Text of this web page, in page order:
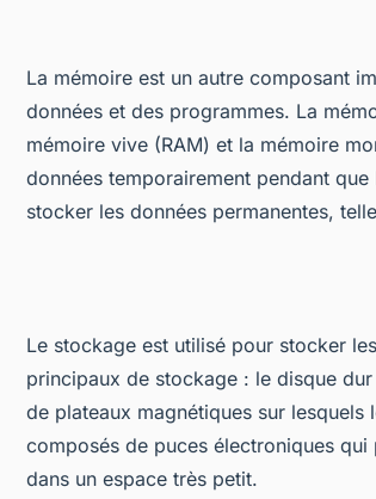
La mémoire est un autre composant
données et des programmes. La
mémoire vive (RAM) et la mémoire
données temporairement pendant
stocker les données permanentes,
Le stockage est utilisé pour stocker
principaux de stockage : le disque
de plateaux magnétiques sur
composés de puces électroniques
dans un espace très petit.